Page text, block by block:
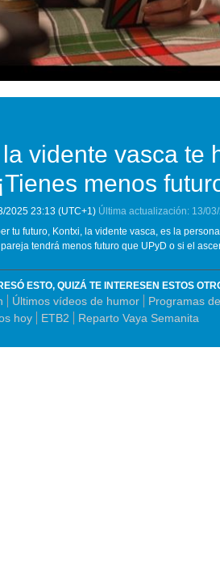
vidente vasca te
menos
2025 23:13 (UTC+1) Última actualización: 13/
tu futuro, Kontxi, la vidente vasca, es la
tendrá menos futuro que UPyD o si el
ESTO, QUIZÁ TE INTERESEN ESTOS
Últimos vídeos de humor Programas
hoy
ETB2 Reparto Vaya Semanita